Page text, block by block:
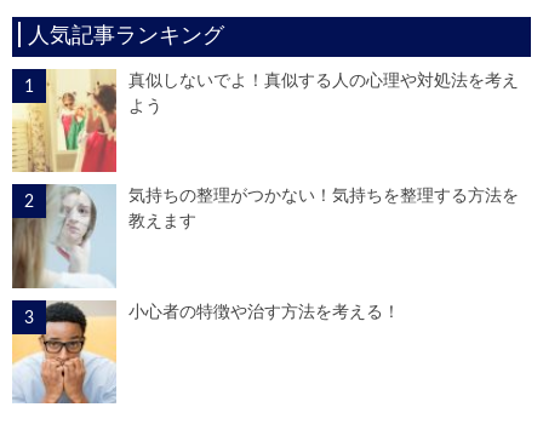
人気記事ランキング
真似しないでよ！真似する人の心理や対処法を考え
よう
気持ちの整理がつかない！気持ちを整理する方法を
教えます
小心者の特徴や治す方法を考える！